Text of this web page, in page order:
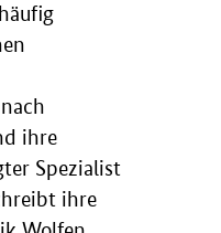
ihre
Spezialist
ihre